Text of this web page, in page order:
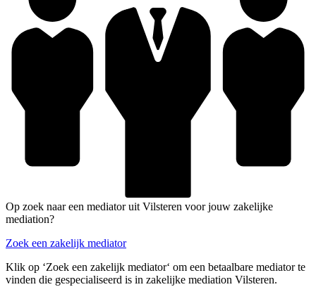
Op zoek naar een mediator uit Vilsteren voor jouw zakelijke
mediation?
Zoek een zakelijk mediator
Klik op ‘Zoek een zakelijk mediator‘ om een betaalbare mediator te
vinden die gespecialiseerd is in zakelijke mediation Vilsteren.